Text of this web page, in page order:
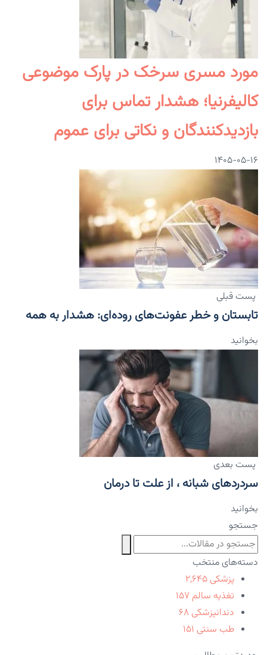
مورد مسری سرخک در پارک موضوعی
کالیفرنیا؛ هشدار تماس برای
بازدیدکنندگان و نکاتی برای عموم
۱۴۰۵-۰۵-۱۶
پست قبلی
تابستان و خطر عفونت‌های روده‌ای: هشدار به همه
بخوانید
پست بعدی
سردردهای شبانه ، از علت تا درمان
بخوانید
جستجو
دسته‌های منتخب
پزشکی ۲,۶۴۵
تغذیه سالم ۱۵۷
دندانپزشکی ۶۸
طب سنتی ۱۵۱